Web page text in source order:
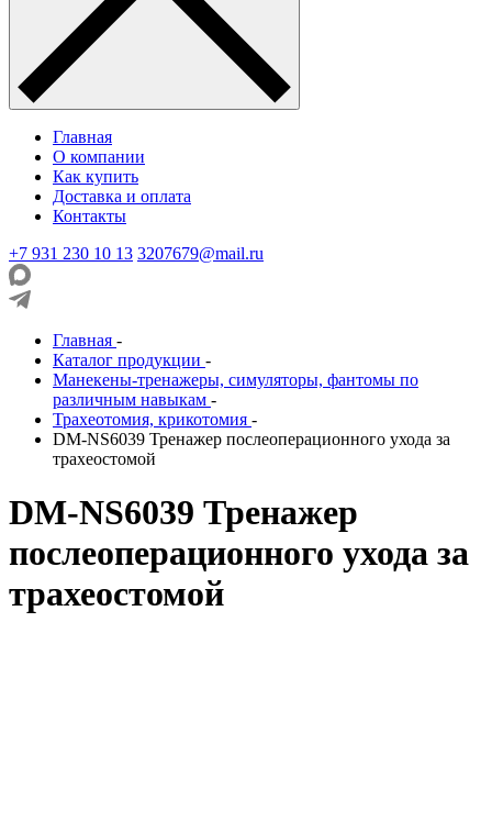
Главная
О компании
Как купить
Доставка и оплата
Контакты
+7 931 230 10 13 3207679@mail.ru
Главная -
Каталог продукции -
Манекены-тренажеры, симуляторы, фантомы по
различным навыкам -
Трахеотомия, крикотомия -
DM-NS6039 Тренажер послеоперационного ухода за
трахеостомой
DM-NS6039 Тренажер
послеоперационного ухода за
трахеостомой